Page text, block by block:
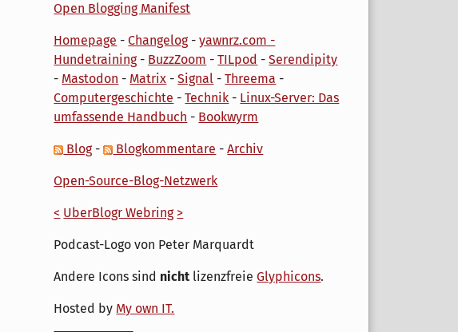
Open Blogging Manifest
Homepage -Changelog-yawnrz.com -
Hundetraining- BuzzZoom -TILpod -Serendipity
- Mastodon - Matrix -Signal -Threema -
Computergeschichte -Technik - Linux-Server: Das
umfassende Handbuch - Bookwyrm
Blog- Blogkommentare -Archiv
Open-Source-Blog-Netzwerk
< UberBlogr Webring >
Podcast-Logo von Peter Marquardt
Andere Icons sind nicht lizenzfreieGlyphicons.
Hosted by My own IT.